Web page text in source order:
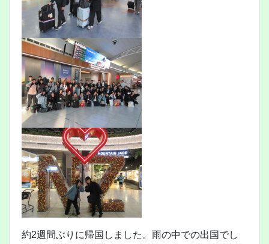
約2週間ぶりに帰国しました。雨の中での出国でし